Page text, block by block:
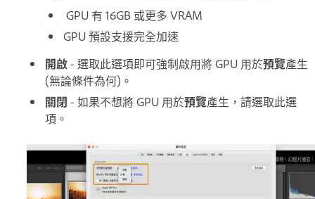
GPU 有 16GB 或更多 VRAM
GPU 預設支援完全加速
開啟- 選取此選項即可強制啟用將 GPU 用於預覽產生
(無論條件為何)。
關閉 - 如果不想將 GPU 用於預覽產生，請選取此選
項。